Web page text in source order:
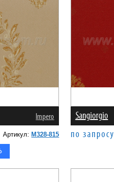
Impero
Артикул: M328-815
Sangiorgio
по запросу